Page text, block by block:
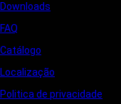
Downloads
FAQ
Catálogo
Localização
Politica de privacidade